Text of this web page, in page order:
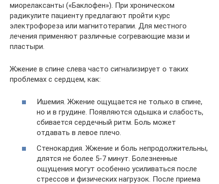
миорелаксанты («Баклофен»). При хроническом
радикулите пациенту предлагают пройти курс
электрофореза или магнитотерапии. Для местного
лечения применяют различные согревающие мази и
пластыри.
Жжение в спине слева часто сигнализирует о таких
проблемах с сердцем, как:
Ишемия. Жжение ощущается не только в спине,
но и в грудине. Появляются одышка и слабость,
сбивается сердечный ритм. Боль может
отдавать в левое плечо.
Стенокардия. Жжение и боль непродолжительны,
длятся не более 5-7 минут. Болезненные
ощущения могут особенно усиливаться после
стрессов и физических нагрузок. После приема